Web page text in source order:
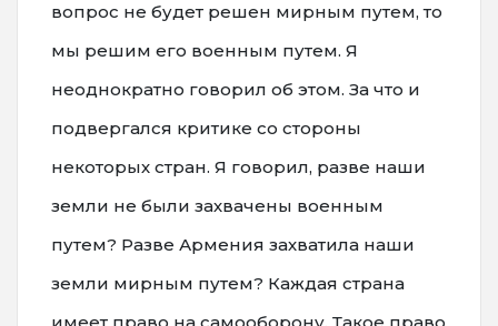
вопрос не будет решен мирным путем, то
мы решим его военным путем. Я
неоднократно говорил об этом. За что и
подвергался критике со стороны
некоторых стран. Я говорил, разве наши
земли не были захвачены военным
путем? Разве Армения захватила наши
земли мирным путем? Каждая страна